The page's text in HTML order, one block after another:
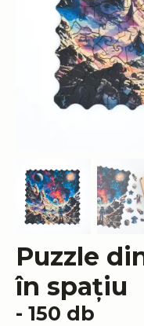
Puzzle
în spațiu
- 150 db